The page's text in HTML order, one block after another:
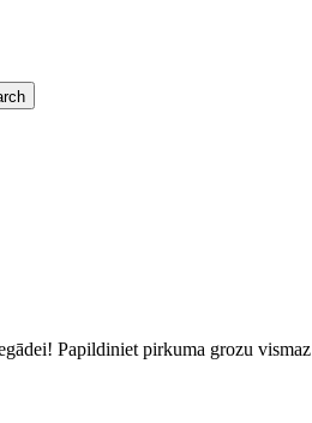
Papildiniet pirkuma grozu vismaz